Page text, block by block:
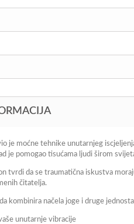
je moćne tehnike unutarnjeg
je pomogao tisućama ljudi širom
tvrdi da se traumatična iskustva
čitatelja.
kombinira načela joge i druge
unutarnje vibracije